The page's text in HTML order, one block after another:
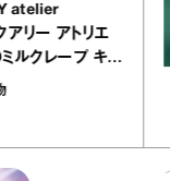
atelier
（イクアリー アトリエ
レ）』のミルクレープ キャ
ルバニーユほか｜chico
子な宝物